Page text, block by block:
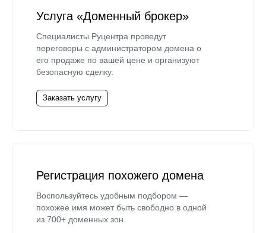
Услуга «Доменный брокер»
Специалисты Руцентра проведут
переговоры с администратором домена о
его продаже по вашей цене и организуют
безопасную сделку.
Заказать услугу
Регистрация похожего домена
Воспользуйтесь удобным подбором —
похожее имя может быть свободно в одной
из 700+ доменных зон.